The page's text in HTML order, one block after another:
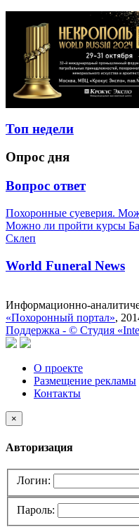
Топ недели
Опрос дня
Вопрос ответ
Похоронные суеверия.
Можно ли пройти курсы
Склеп
World Funeral News
Информационно-
«Похоронный портал»,
Поддержка - © Cтудия
О проекте
Размещение рекламы
Контакты
×
Авторизация
Логин:
Пароль: